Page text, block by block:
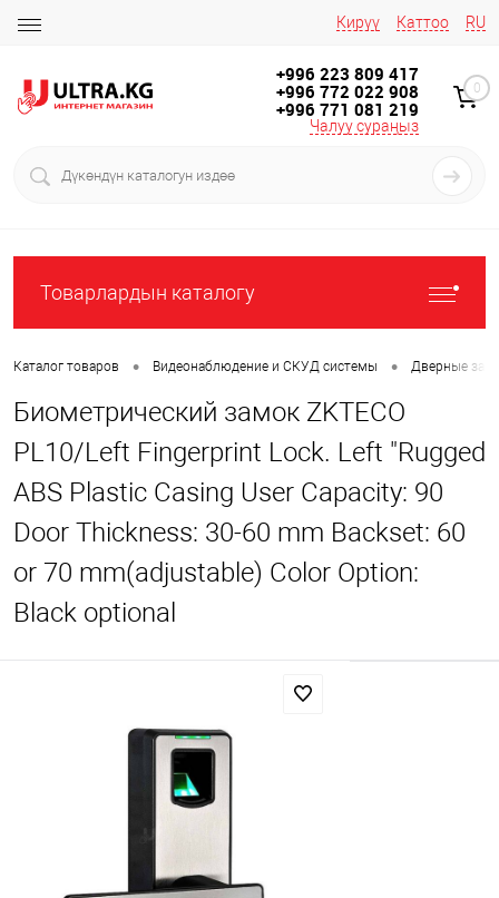
Кирүү Каттоо RU
+996 223 809 417
+996 772 022 908
+996 771 081 219
Чалуу сураңыз
0
Товарлардын каталогу
Каталог товаров • Видеонаблюдение и СКУД системы • Дверные
Биометрический замок ZKTECO
PL10/Left Fingerprint Lock. Left "Rugged
ABS Plastic Casing User Capacity: 90
Door Thickness: 30-60 mm Backset: 60
or 70 mm(adjustable) Color Option:
Black optional